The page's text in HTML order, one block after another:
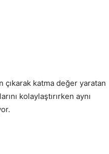
çıkarak katma değer yaratan
kolaylaştırırken aynı